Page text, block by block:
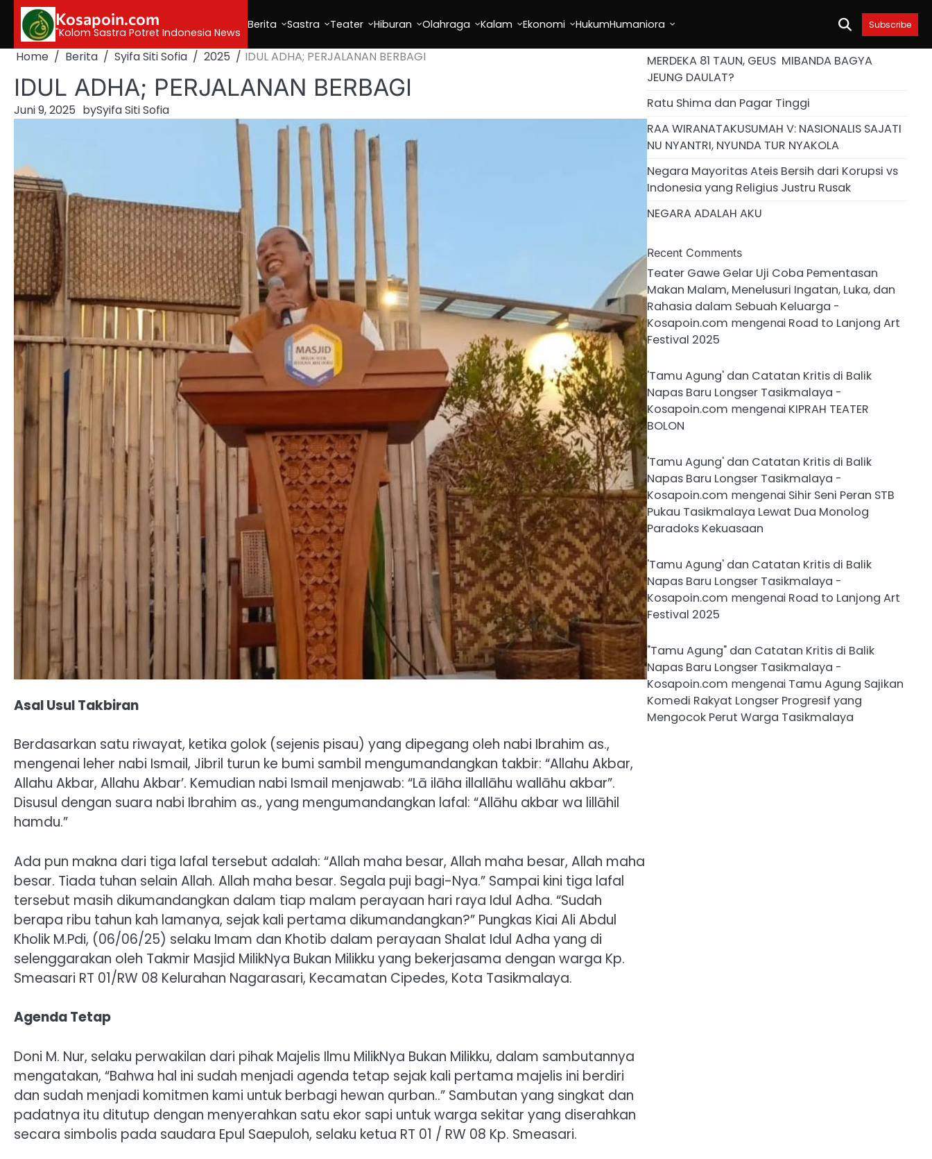
Skip
content
Kosapoin.com
"Kolom Sastra Potret Indonesia News
Berita Sastra Teater Hiburan Olahraga Kalam Ekonomi HukumHumaniora Subscribe
Home Berita Syifa Siti Sofia 2025 IDUL ADHA; PERJALANAN BERBAGI
IDUL ADHA; PERJALANAN BERBAGI
Juni 9, 2025 bySyifa Siti Sofia
Asal Usul Takbiran
Berdasarkan satu riwayat, ketika golok (sejenis pisau) yang dipegang oleh nabi Ibrahim as.,
mengenai leher nabi Ismail, Jibril turun ke bumi sambil mengumandangkan takbir: “Allahu Akbar,
Allahu Akbar, Allahu Akbar’. Kemudian nabi Ismail menjawab: “Lā ilāha illallāhu wallāhu akbar”.
Disusul dengan suara nabi Ibrahim as., yang mengumandangkan lafal: “Allāhu akbar wa lillāhil
hamdu.”
Ada pun makna dari tiga lafal tersebut adalah: “Allah maha besar, Allah maha besar, Allah maha
besar. Tiada tuhan selain Allah. Allah maha besar. Segala puji bagi-Nya.” Sampai kini tiga lafal
tersebut masih dikumandangkan dalam tiap malam perayaan hari raya Idul Adha. “Sudah
berapa ribu tahun kah lamanya, sejak kali pertama dikumandangkan?” Pungkas Kiai Ali Abdul
Kholik M.Pdi, (06/06/25) selaku Imam dan Khotib dalam perayaan Shalat Idul Adha yang di
selenggarakan oleh Takmir Masjid MilikNya Bukan Milikku yang bekerjasama dengan warga Kp.
Smeasari RT 01/RW 08 Kelurahan Nagarasari, Kecamatan Cipedes, Kota Tasikmalaya.
Agenda Tetap
Doni M. Nur, selaku perwakilan dari pihak Majelis Ilmu MilikNya Bukan Milikku, dalam sambutannya
mengatakan, “Bahwa hal ini sudah menjadi agenda tetap sejak kali pertama majelis ini berdiri
dan sudah menjadi komitmen kami untuk berbagi hewan qurban..” Sambutan yang singkat dan
padatnya itu ditutup dengan menyerahkan satu ekor sapi untuk warga sekitar yang diserahkan
secara simbolis pada saudara Epul Saepuloh, selaku ketua RT 01 / RW 08 Kp. Smeasari.
MERDEKA 81 TAUN, GEUS MIBANDA BAGYA
JEUNG DAULAT?
Ratu Shima dan Pagar Tinggi
RAA WIRANATAKUSUMAH V: NASIONALIS SAJATI
NU NYANTRI, NYUNDA TUR NYAKOLA
Negara Mayoritas Ateis Bersih dari Korupsi vs
Indonesia yang Religius Justru Rusak
NEGARA ADALAH AKU
Recent Comments
Teater Gawe Gelar Uji Coba Pementasan
Makan Malam, Menelusuri Ingatan, Luka, dan
Rahasia dalam Sebuah Keluarga -
Kosapoin.com mengenai Road to Lanjong Art
Festival 2025
'Tamu Agung' dan Catatan Kritis di Balik
Napas Baru Longser Tasikmalaya -
Kosapoin.com mengenai KIPRAH TEATER
BOLON
'Tamu Agung' dan Catatan Kritis di Balik
Napas Baru Longser Tasikmalaya -
Kosapoin.com mengenai Sihir Seni Peran STB
Pukau Tasikmalaya Lewat Dua Monolog
Paradoks Kekuasaan
'Tamu Agung' dan Catatan Kritis di Balik
Napas Baru Longser Tasikmalaya -
Kosapoin.com mengenai Road to Lanjong Art
Festival 2025
"Tamu Agung" dan Catatan Kritis di Balik
Napas Baru Longser Tasikmalaya -
Kosapoin.com mengenai Tamu Agung Sajikan
Komedi Rakyat Longser Progresif yang
Mengocok Perut Warga Tasikmalaya